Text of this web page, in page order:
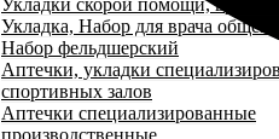
Укладка, Набор для врача общей
Набор фельдшерский
Аптечки, укладки
спортивных залов
Аптечки специализированные
производственные